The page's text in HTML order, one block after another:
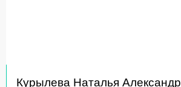
Курылева Наталья